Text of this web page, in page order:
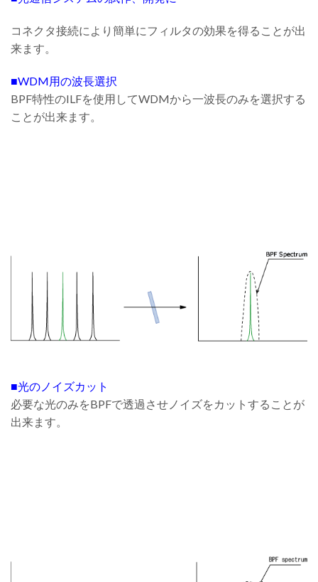
コネクタ接続により簡単にフィルタの効果を得ることが出
来ます。
■WDM用の波長選択
BPF特性のILFを使用してWDMから一波長のみを選択する
ことが出来ます。
■光のノイズカット
必要な光のみをBPFで透過させノイズをカットすることが
出来ます。